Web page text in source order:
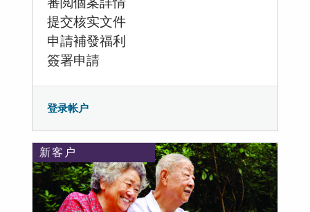
審閲個案詳情
提交核实文件
申請補發福利
簽署申請
登录帐户
新客户